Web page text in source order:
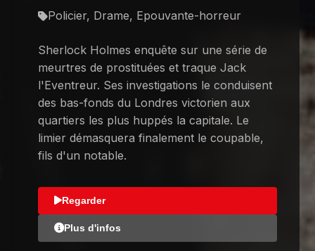
Policier, Drame, Epouvante-horreur
Sherlock Holmes enquête sur une série de
meurtres de prostituées et traque Jack
l'Eventreur. Ses investigations le conduisent
des bas-fonds du Londres victorien aux
quartiers les plus huppés la capitale. Le
limier démasquera finalement le coupable,
fils d'un notable.
Regarder
Plus d'infos